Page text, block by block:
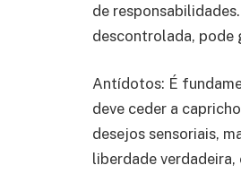
de
descontrolada, pode
Antídotos: É
deve ceder a
desejos sensoriais,
liberdade verdadeira,